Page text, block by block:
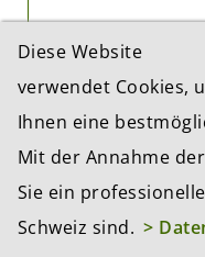
Diese Website
verwendet Cookies,
Ihnen eine
Mit der Annahme
Sie ein
Schweiz sind. >